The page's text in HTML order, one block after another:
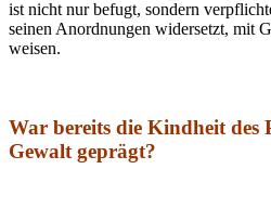
ist nicht nur befugt, sondern
seinen Anordnungen widersetzt, mit
weisen.
War bereits die Kindheit des
Gewalt geprägt?